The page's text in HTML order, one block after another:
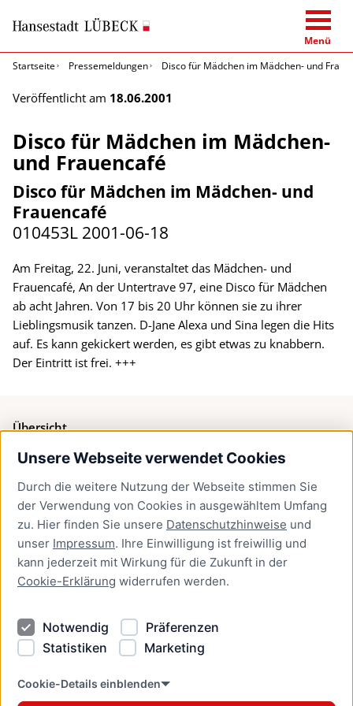
Unsere Webseite verwendet Cookies
Durch die weitere Nutzung der Webseite stimmen Sie
der Verwendung von Cookies in ausgewähltem Umfang
zu. Hier finden Sie unsere Datenschutzhinweise und
unser Impressum. Ihre Einwilligung ist freiwillig und
kann jederzeit mit Wirkung für die Zukunft in der
Cookie-Erklärung widerrufen werden.
Notwendig
Präferenzen
Statistiken
Marketing
Cookie-Details einblenden
Menü
Startseite
Pressemeldungen Disco für Mädchen im Mädchen- und
Veröffentlicht am 18.06.2001
Disco für Mädchen im Mädchen-
und Frauencafé
Disco für Mädchen im Mädchen- und
Frauencafé
010453L 2001-06-18
Am Freitag, 22. Juni, veranstaltet das Mädchen- und
Frauencafé, An der Untertrave 97, eine Disco für Mädchen
ab acht Jahren. Von 17 bis 20 Uhr können sie zu ihrer
Lieblingsmusik tanzen. D-Jane Alexa und Sina legen die Hits
auf. Es kann gekickert werden, es gibt etwas zu knabbern.
Der Eintritt ist frei. +++
Übersicht
Bürgerservice
Presse
Newsletter Lübeck:kompakt
Kontakt
Kontakt
Datenschutzhinweise
Barrierefreiheit
Cookie Erklärung